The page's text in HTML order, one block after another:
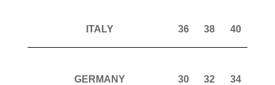
ITALY 36 38 40
GERMANY 30 32 34